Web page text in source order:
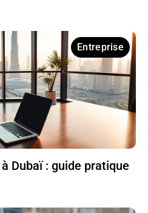
Entreprise
Dubaï : guide pratique